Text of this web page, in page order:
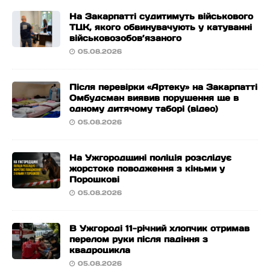
На Закарпатті судитимуть військового
ТЦК, якого обвинувачують у катуванні
військовозобов’язаного
05.08.2026
Після перевірки «Артеку» на Закарпатті
Омбудсман виявив порушення ще в
одному дитячому таборі (відео)
05.08.2026
На Ужгородщині поліція розслідує
жорстоке поводження з кіньми у
Порошкові
05.08.2026
В Ужгороді 11-річний хлопчик отримав
перелом руки після падіння з
квадроцикла
05.08.2026